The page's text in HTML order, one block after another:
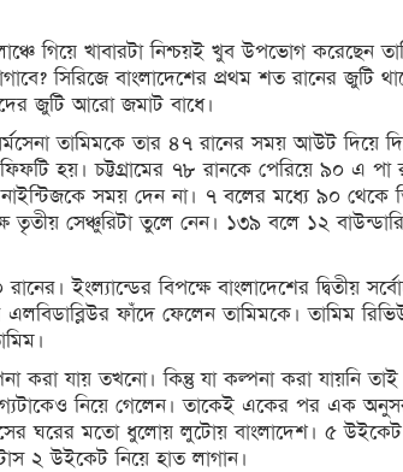
গিয়ে খাবারটা নিশ্চয়ই খুব উপভোগ করেছেন
সিরিজে বাংলাদেশের প্রথম শত রানের জুটি
জুটি আরো জমাট বাধে।
তামিমকে তার ৪৭ রানের সময় আউট দিয়ে
হয়। চট্টগ্রামের ৭৮ রানকে পেরিয়ে ৯০ এ পা
নাইন্টিজকে সময় দেন না। ৭ বলের মধ্যে ৯০
তৃতীয় সেঞ্চুরিটা তুলে নেন। ১৩৯ বলে ১২
ইংল্যান্ডের বিপক্ষে বাংলাদেশের দ্বিতীয়
ফাঁদে ফেলেন তামিমকে। তামিম
করা যায় তখনো। কিন্তু যা কল্পনা করা যায়নি
নিয়ে গেলেন। তাকেই একের পর এক
ঘরের মতো ধুলোয় লুটোয় বাংলাদেশ। ৫
২ উইকেট নিয়ে হাত লাগান।